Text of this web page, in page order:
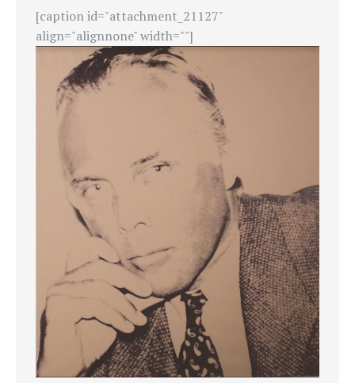
[caption id="attachment_21127"
align="alignnone" width=""]